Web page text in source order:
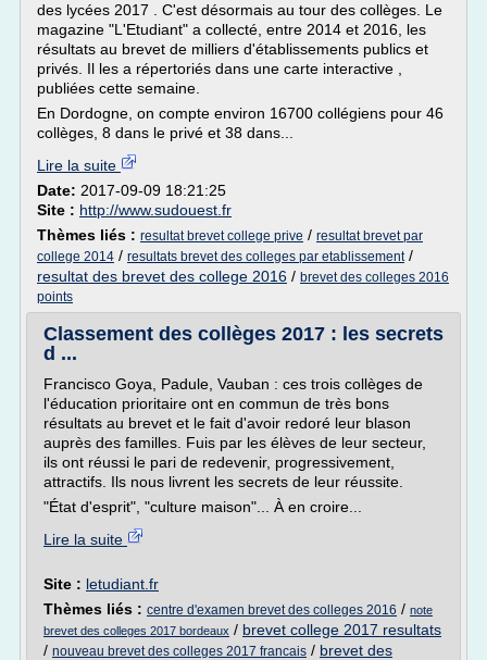
des lycées 2017 . C'est désormais au tour des collèges. Le
magazine "L'Etudiant" a collecté, entre 2014 et 2016, les
résultats au brevet de milliers d'établissements publics et
privés. Il les a répertoriés dans une carte interactive ,
publiées cette semaine.
En Dordogne, on compte environ 16700 collégiens pour 46
collèges, 8 dans le privé et 38 dans...
Lire la suite
Date: 2017-09-09 18:21:25
Site : http://www.sudouest.fr
Thèmes liés : resultat brevet college prive / resultat brevet par
college 2014 / resultats brevet des colleges par etablissement/
resultat des brevet des college 2016 / brevet des colleges 2016
points
Classement des collèges 2017 : les secrets
d ...
Francisco Goya, Padule, Vauban : ces trois collèges de
l'éducation prioritaire ont en commun de très bons
résultats au brevet et le fait d'avoir redoré leur blason
auprès des familles. Fuis par les élèves de leur secteur,
ils ont réussi le pari de redevenir, progressivement,
attractifs. Ils nous livrent les secrets de leur réussite.
"État d'esprit", "culture maison"... À en croire...
Lire la suite
Site : letudiant.fr
Thèmes liés : centre d'examen brevet des colleges 2016 / note
brevet des colleges 2017 bordeaux / brevet college 2017 resultats
/ nouveau brevet des colleges 2017 francais / brevet des